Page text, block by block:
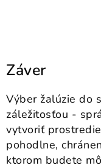
Záver
Výber žalúzie do
záležitosťou -
vytvoriť
pohodlne,
ktorom budete